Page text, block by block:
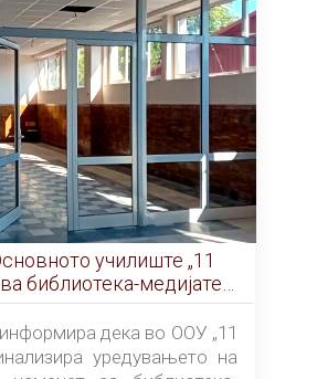
училиште „11
библиотека-медијатека
дека во ООУ „11
уредувањето на